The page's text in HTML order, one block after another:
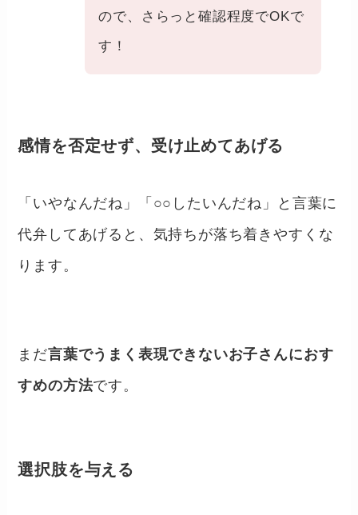
ので、さらっと確認程度でOKで
す！
感情を否定せず、受け止めてあげる
「いやなんだね」「○○したいんだね」と言葉に
代弁してあげると、気持ちが落ち着きやすくな
ります。
まだ言葉でうまく表現できないお子さんにおす
すめの方法です。
選択肢を与える